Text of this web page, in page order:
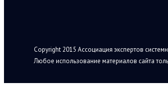
Copyright 2015 Ассоциация экспертов
Любое использование материалов сайта